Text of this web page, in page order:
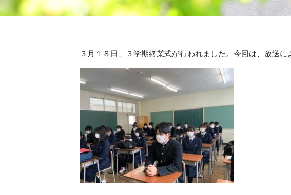
３月１８日、３学期終業式が行われました。今回は、放送に